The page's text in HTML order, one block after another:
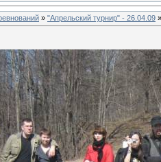
» "Апрельский турнир" - 26.04.09